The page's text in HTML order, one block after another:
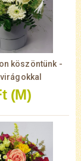
köszöntünk -
(M)